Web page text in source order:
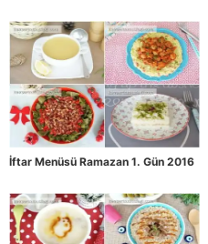
İftar Menüsü Ramazan 1. Gün 2016